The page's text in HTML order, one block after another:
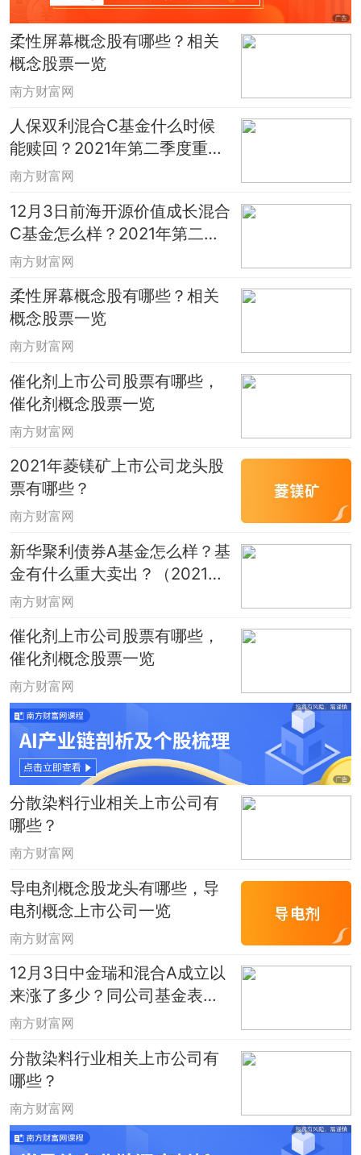
柔性屏幕概念股有哪些？相关
概念股票一览
南方财富网
人保双利混合C基金什么时候
能赎回？2021年第二季度重点
买入哪些股票？
南方财富网
12月3日前海开源价值成长混合
C基金怎么样？2021年第二季
度基金有那些财务费用？
南方财富网
柔性屏幕概念股有哪些？相关
概念股票一览
南方财富网
催化剂上市公司股票有哪些，
催化剂概念股票一览
南方财富网
2021年菱镁矿上市公司龙头股
票有哪些？
南方财富网
新华聚利债券A基金怎么样？基
金有什么重大卖出？（2021年
第二季度）
南方财富网
催化剂上市公司股票有哪些，
催化剂概念股票一览
南方财富网
分散染料行业相关上市公司有
哪些？
南方财富网
导电剂概念股龙头有哪些，导
电剂概念上市公司一览
南方财富网
12月3日中金瑞和混合A成立以
来涨了多少？同公司基金表现
如何？
南方财富网
分散染料行业相关上市公司有
哪些？
南方财富网